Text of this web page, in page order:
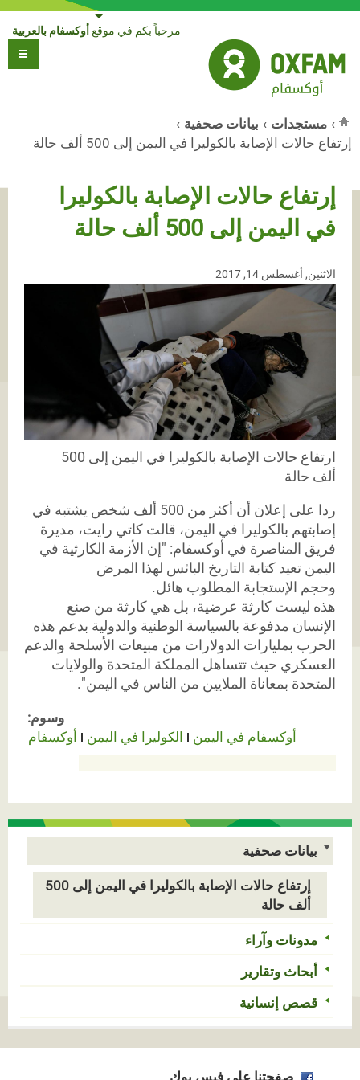
مرحباً بكم في موقع أوكسفام بالعربية
أنت هنا
› مستجدات › بيانات صحفية ›
إرتفاع حالات الإصابة بالكوليرا في اليمن إلى 500 ألف حالة
إرتفاع حالات الإصابة بالكوليرا
في اليمن إلى 500 ألف حالة
الاثنين, أغسطس 14, 2017
ارتفاع حالات الإصابة بالكوليرا في اليمن إلى 500
ألف حالة
ردا على إعلان أن أكثر من 500 ألف شخص يشتبه في
إصابتهم بالكوليرا في اليمن، قالت كاتي رايت، مديرة
فريق المناصرة في أوكسفام: "إن الأزمة الكارثية في
اليمن تعيد كتابة التاريخ البائس لهذا المرض
وحجم الإستجابة المطلوب هائل.
هذه ليست كارثة عرضية، بل هي كارثة من صنع
الإنسان مدفوعة بالسياسة الوطنية والدولية بدعم هذه
الحرب بمليارات الدولارات من مبيعات الأسلحة والدعم
العسكري حيث تتساهل المملكة المتحدة والولايات
المتحدة بمعاناة الملايين من الناس في اليمن".
وسوم:
أوكسفام
الكوليرا في اليمن أوكسفام في اليمن
بيانات صحفية
إرتفاع حالات الإصابة بالكوليرا في اليمن إلى 500
ألف حالة
مدونات وآراء
أبحاث وتقارير
قصص إنسانية